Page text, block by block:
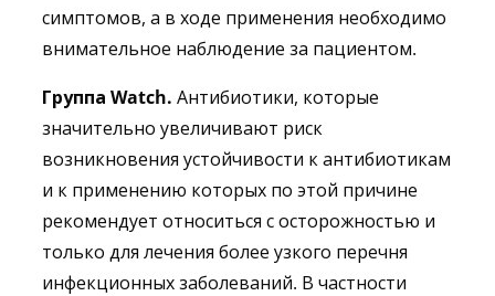
симптомов, а в ходе применения необходимо
внимательное наблюдение за пациентом.
Группа Watch. Антибиотики, которые
значительно увеличивают риск
возникновения устойчивости к антибиотикам
и к применению которых по этой причине
рекомендует относиться с осторожностью и
только для лечения более узкого перечня
инфекционных заболеваний. В частности